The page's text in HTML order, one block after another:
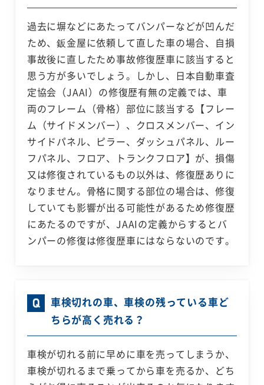
過去に塀などにあたってバンパーなどが凹んだ
ため、鈑金屋に依頼して直した車の場合、自損
事故後に直したため事故修復歴車に該当すると
思う方が多いでしょう。しかし、日本自動車査
定協会（JAAI）の修復歴有無の定義では、車
両のフレーム（骨格）部位に該当する【フレー
ム（サイドメンバー）、クロスメンバー、イン
サイドパネル、ピラー、ダッシュパネル、ルー
フパネル、フロア、トランクフロア】が、損傷
又は修復されているもの以外は、修復歴ありに
なりません。骨格に関する部位の場合は、修復
していても影響が出る可能性があるため修復歴
にあたるのですが、JAAIの定義からするとバ
ンパーの修復は修復歴車にはならないのです。
車検切れの車、車検の残っている車ど
ちらが高く売れる？
車検が切れる前に早めに車を売ってしまうか、
車検が切れるまで乗ってから車を売るか、どち